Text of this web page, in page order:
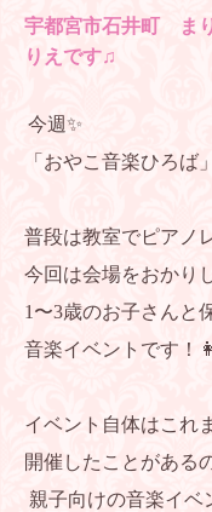
宇都宮市石井町 ま
りえです♫
今週✨
「おやこ音楽ひろば
普段は教室でピアノ
今回は会場をおかり
1〜3歳のお子さんと
音楽イベントです！
イベント自体はこれ
開催したことがある
親子向けの音楽イベ